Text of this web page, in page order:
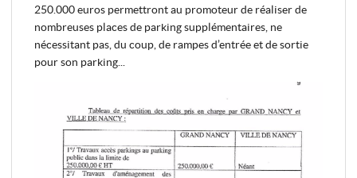
250.000 euros permettront au promoteur de réaliser de
nombreuses places de parking supplémentaires, ne
nécessitant pas, du coup, de rampes d’entrée et de sortie
pour son parking...